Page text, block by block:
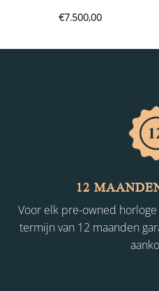
€7.500,00
12
Voor elk pre-owned
termijn van 12 maanden